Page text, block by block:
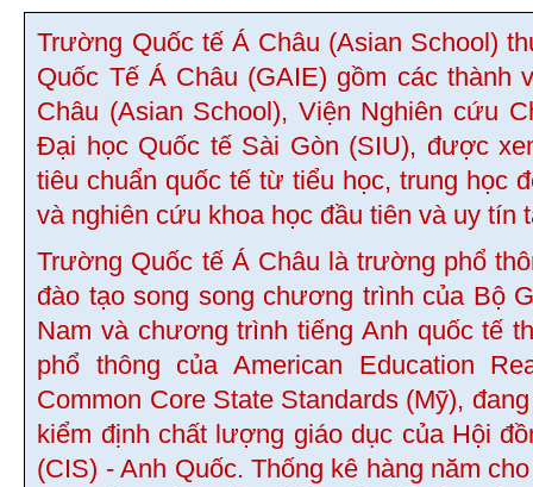
Trường Quốc tế Á Châu (Asian School)
Quốc Tế Á Châu (GAIE) gồm các thành
Châu (Asian School), Viện Nghiên cứu
Đại học Quốc tế Sài Gòn (SIU), được
tiêu chuẩn quốc tế từ tiểu học, trung học
và nghiên cứu khoa học đầu tiên và uy tín
Trường Quốc tế Á Châu là trường phổ
đào tạo song song chương trình của Bộ
Nam và chương trình tiếng Anh quốc tế
phổ thông của American Education
Common Core State Standards (Mỹ),
kiểm định chất lượng giáo dục của Hội
(CIS) - Anh Quốc. Thống kê hàng năm